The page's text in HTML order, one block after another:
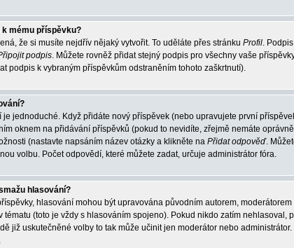
mému příspěvku?
že si musíte nejdřív nějaký vytvořit. To uděláte přes stránku Profil.
podpis. Můžete rovněž přidat stejný podpis pro všechny vaše
podpis k vybraným příspěvkům odstraněním tohoto zaškrtnutí).
je jednoduché. Když přidáte nový příspěvek (nebo upravujete první
oknem na přidávání příspěvků (pokud to nevidíte, zřejmě nemáte
(nastavte napsáním název otázky a klikněte na Přidat odpověď.
volbu. Počet odpovědí, které můžete zadat, určuje administrátor fóra.
hlasování?
hlasování mohou být upravována původním autorem,
tématu (toto je vždy s hlasováním spojeno). Pokud nikdo zatím nehlasoval,
již uskutečněné volby to tak může učinit jen moderátor nebo